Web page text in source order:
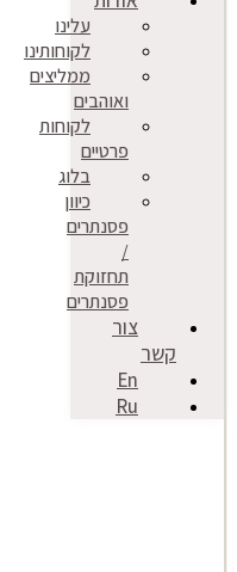
עלינו
לקוחותינו
ממליצים
ואוהבים
לקוחות
פרטיים
בלוג
כיוון
פסנתרים
/
תחזוקת
פסנתרים
צור
קשר
En
Ru